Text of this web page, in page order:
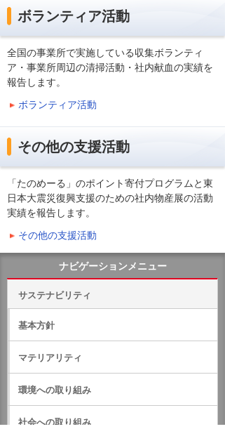
ボランティア活動
全国の事業所で実施している収集ボランティ
ア・事業所周辺の清掃活動・社内献血の実績を
報告します。
ボランティア活動
その他の支援活動
「たのめーる」のポイント寄付プログラムと東
日本大震災復興支援のための社内物産展の活動
実績を報告します。
その他の支援活動
ナビゲーションメニュー
サステナビリティ
基本方針
マテリアリティ
環境への取り組み
社会への取り組み